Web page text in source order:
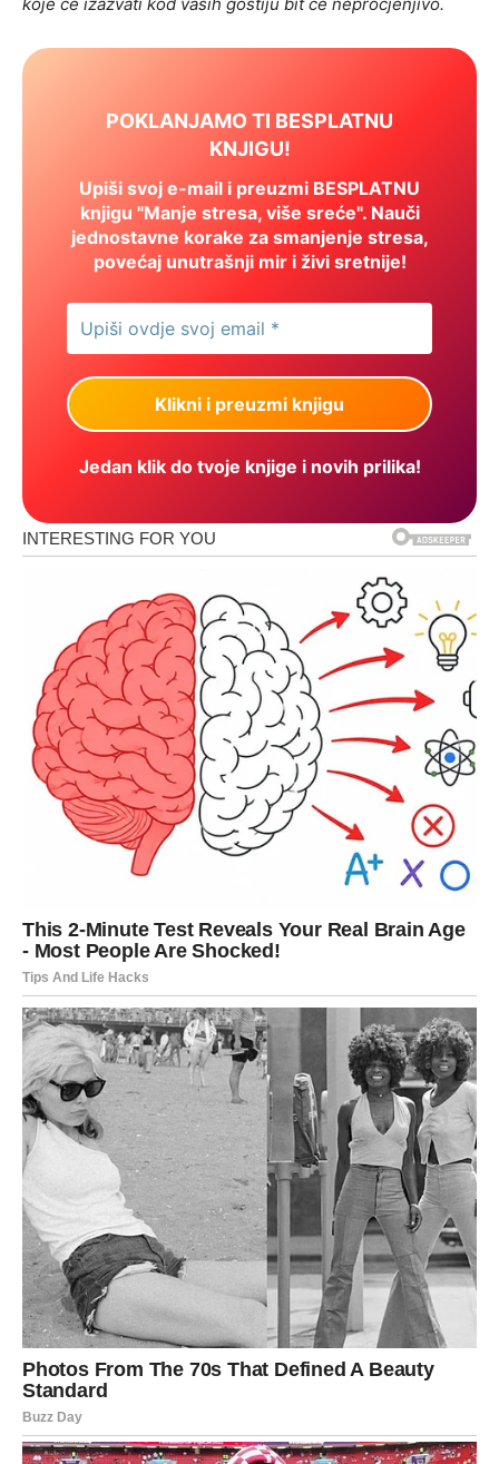
POKLANJAMO TI BESPLATNU
KNJIGU!
Upiši svoj e-mail i preuzmi BESPLATNU
knjigu "Manje stresa, više sreće". Nauči
jednostavne korake za smanjenje stresa,
povećaj unutrašnji mir i živi sretnije!
Jedan klik do tvoje knjige i novih prilika!